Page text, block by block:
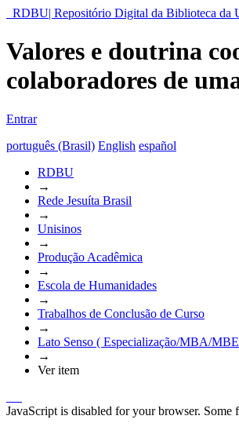
RDBU| Repositório Digital da Biblioteca da
Valores e doutrina
colaboradores de
Entrar
português (Brasil) English español
RDBU
→
Rede Jesuíta Brasil
→
Unisinos
→
Produção Acadêmica
→
Escola de Humanidades
→
Trabalhos de Conclusão de Curso
→
Lato Senso ( Especialização/MBA/
→
Ver item
JavaScript is disabled for your browser.